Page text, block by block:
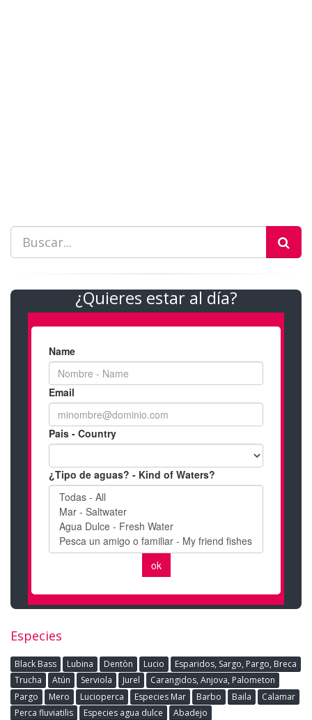
¿Quieres estar al día?
Especies
Black Bass Lubina Dentòn Lucio
Esparidos, Sargo, Pargo, Breca
Trucha
Atún Serviola Jurel
Carangidos, Anjova, Palometon
Pargo
Mero Lucioperca Especies Mar Barbo Baila
Calamar
Perca fluviatilis
Especies agua dulce
Abadejo